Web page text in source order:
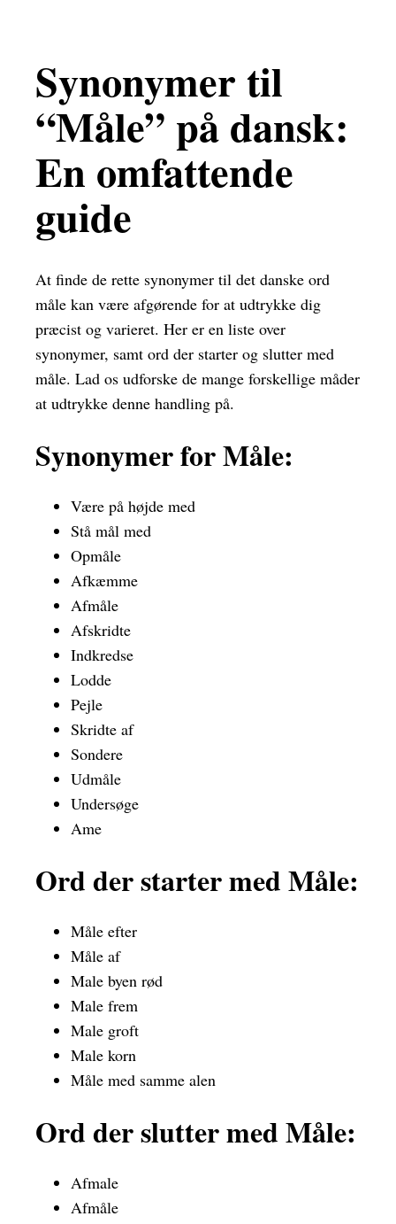
Synonymer til
“Måle” på dansk:
En omfattende
guide
At finde de rette synonymer til det danske ord
måle kan være afgørende for at udtrykke dig
præcist og varieret. Her er en liste over
synonymer, samt ord der starter og slutter med
måle. Lad os udforske de mange forskellige måder
at udtrykke denne handling på.
Synonymer for Måle:
Være på højde med
Stå mål med
Opmåle
Afkæmme
Afmåle
Afskridte
Indkredse
Lodde
Pejle
Skridte af
Sondere
Udmåle
Undersøge
Ame
Ord der starter med Måle:
Måle efter
Måle af
Male byen rød
Male frem
Male groft
Male korn
Måle med samme alen
Ord der slutter med Måle:
Afmale
Afmåle